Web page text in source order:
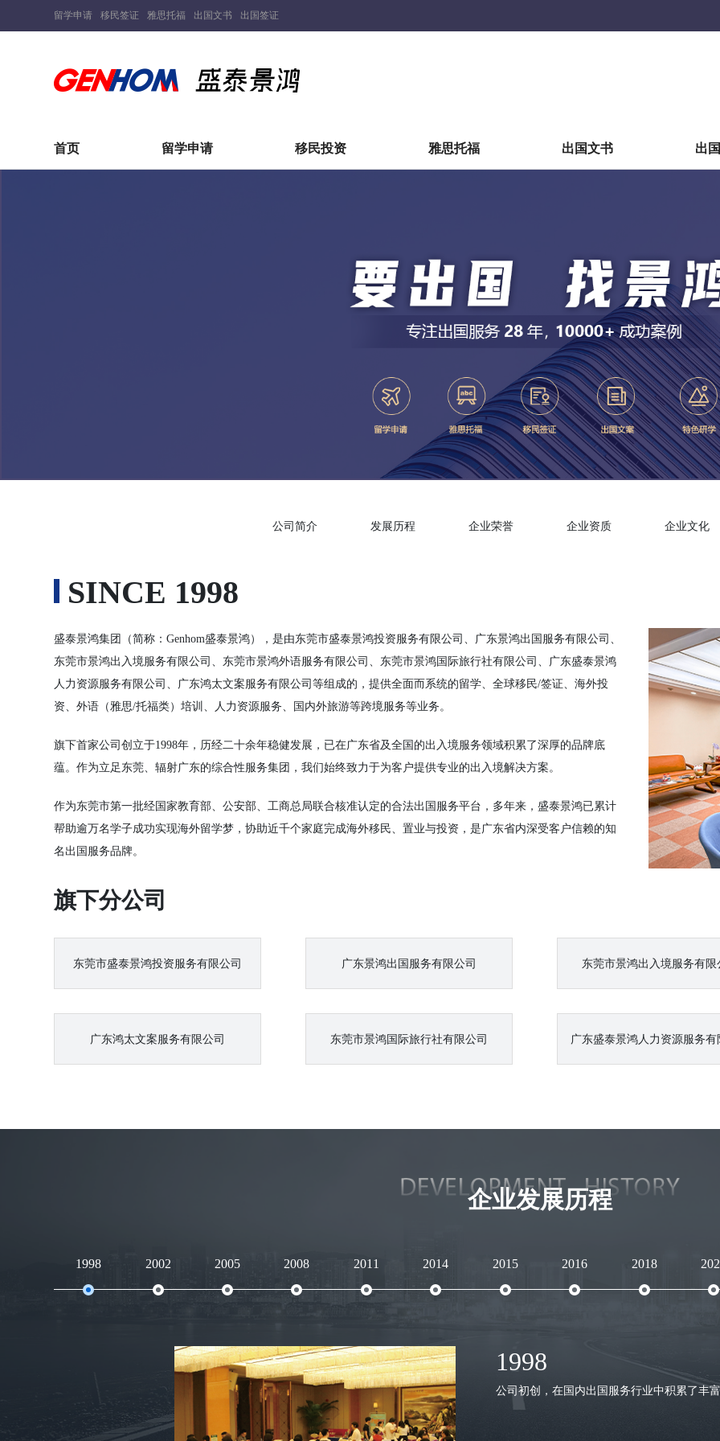
留学申请 移民签证 雅思托福 出国文书 出国签证
首页 留学申请 移民投资 雅思托福 出国文书 出
公司简介 发展历程 企业荣誉 企业资质 企业文化
SINCE 1998
盛泰景鸿集团（简称：Genhom盛泰景鸿），是由东莞市盛泰景鸿投资服务有限公司、广东景鸿出国服务有限公司、
东莞市景鸿出入境服务有限公司、东莞市景鸿外语服务有限公司、东莞市景鸿国际旅行社有限公司、广东盛泰景鸿
人力资源服务有限公司、广东鸿太文案服务有限公司等组成的，提供全面而系统的留学、全球移民/签证、海外投
资、外语（雅思/托福类）培训、人力资源服务、国内外旅游等跨境服务等业务。
旗下首家公司创立于1998年，历经二十余年稳健发展，已在广东省及全国的出入境服务领域积累了深厚的品牌底
蕴。作为立足东莞、辐射广东的综合性服务集团，我们始终致力于为客户提供专业的出入境解决方案。
作为东莞市第一批经国家教育部、公安部、工商总局联合核准认定的合法出国服务平台，多年来，盛泰景鸿已累计
帮助逾万名学子成功实现海外留学梦，协助近千个家庭完成海外移民、置业与投资，是广东省内深受客户信赖的知
名出国服务品牌。
旗下分公司
东莞市盛泰景鸿投资服务有限公司 广东景鸿出国服务有限公司 东莞市景鸿出入境服务有限
广东鸿太文案服务有限公司 东莞市景鸿国际旅行社有限公司 广东盛泰景鸿人力资源服务有
企业发展历程
1998 2002 2005 2008 2011 2014 2015 2016 2018
1998
公司初创，在国内出国服务行业中积累了丰